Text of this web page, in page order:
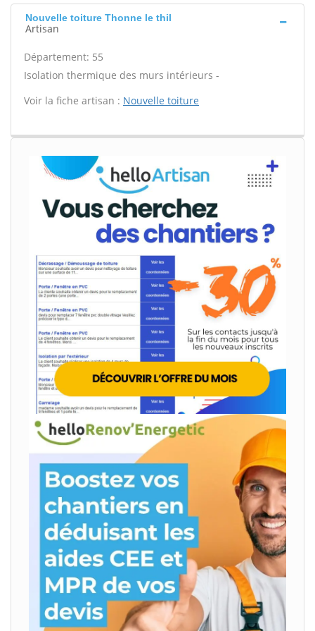
Nouvelle toiture Thonne le thil
Artisan
Département: 55
Isolation thermique des murs intérieurs -
Voir la fiche artisan : Nouvelle toiture